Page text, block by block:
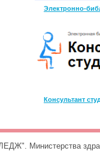
Электронно-
Консультант
Министерства